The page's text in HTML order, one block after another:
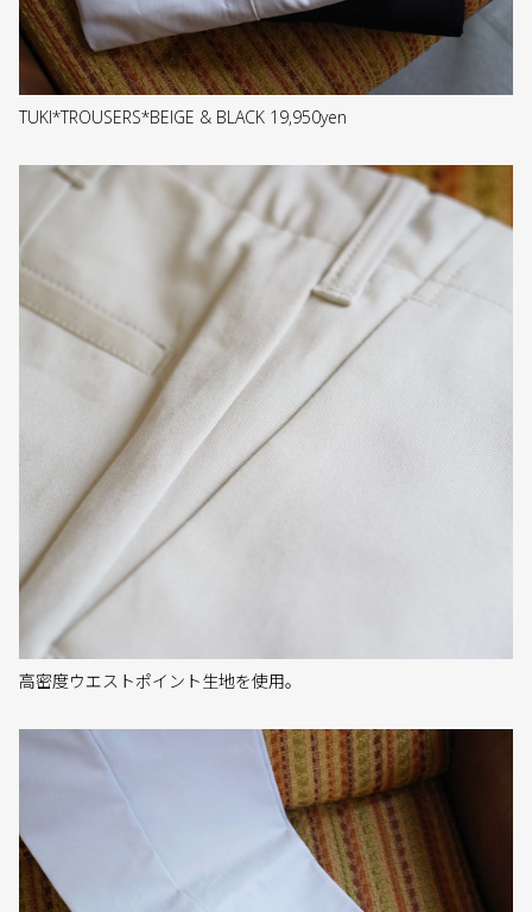
TUKI*TROUSERS*BEIGE & BLACK 19,950yen
高密度ウエストポイント生地を使用。